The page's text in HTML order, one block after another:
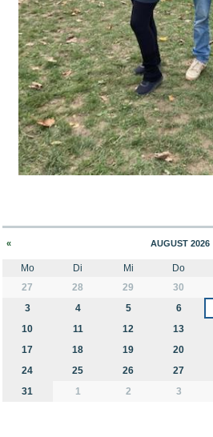
« AUGUST 2026
month-8
Mo Di Mi Do
27
28 29 30
3
4 5 6
10
11 12 13
17
18 19 20
24
25 26 27
31
1 2 3